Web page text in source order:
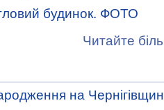
будинок. ФОТО
Читайте
на